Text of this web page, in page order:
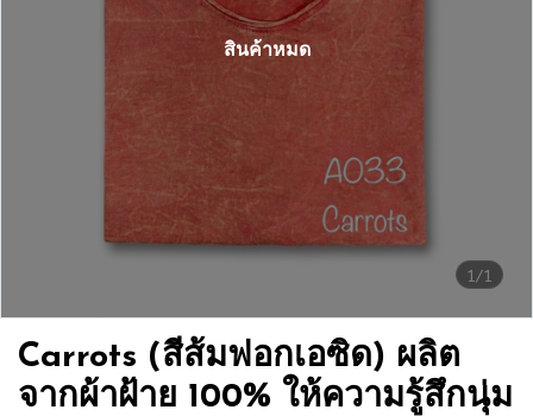
1/1
สินค้าหมด
Carrots (สีส้มฟอกเอซิด) ผลิต
จากผ้าฝ้าย 100% ให้ความรู้สึกนุ่ม